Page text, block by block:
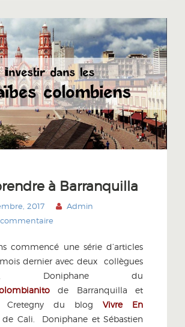
à Barranquilla
2017
Admin
commencé une série d’articles
dernier avec deux collègues
Doniphane du
de Barranquilla et
Cretegny du blog
Vivre En
Cali. Doniphane et Sébastien